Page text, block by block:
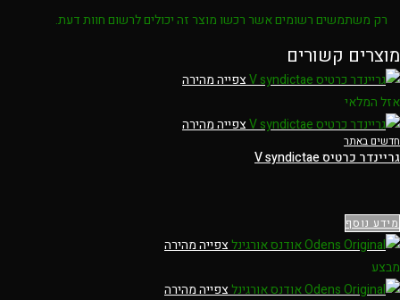
רק משתמשים רשומים אשר רכשו מוצר זה יכולים לרשום חוות דעת.
מוצרים קשורים
צפייה מהירה
אזל המלאי
צפייה מהירה
חדשים באתר
גריינדר כרטיס V syndictae
מידע נוסף
צפייה מהירה
מבצע
צפייה מהירה